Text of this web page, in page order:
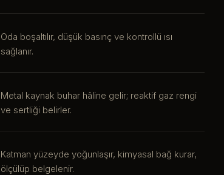
Oda boşaltılır, düşük basınç ve kontrollü ısı
sağlanır.
Metal kaynak buhar hâline gelir; reaktif gaz rengi
ve sertliği belirler.
Katman yüzeyde yoğunlaşır, kimyasal bağ kurar,
ölçülüp belgelenir.